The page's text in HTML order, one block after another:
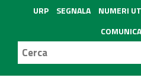
URP SEGNALA NUMERI